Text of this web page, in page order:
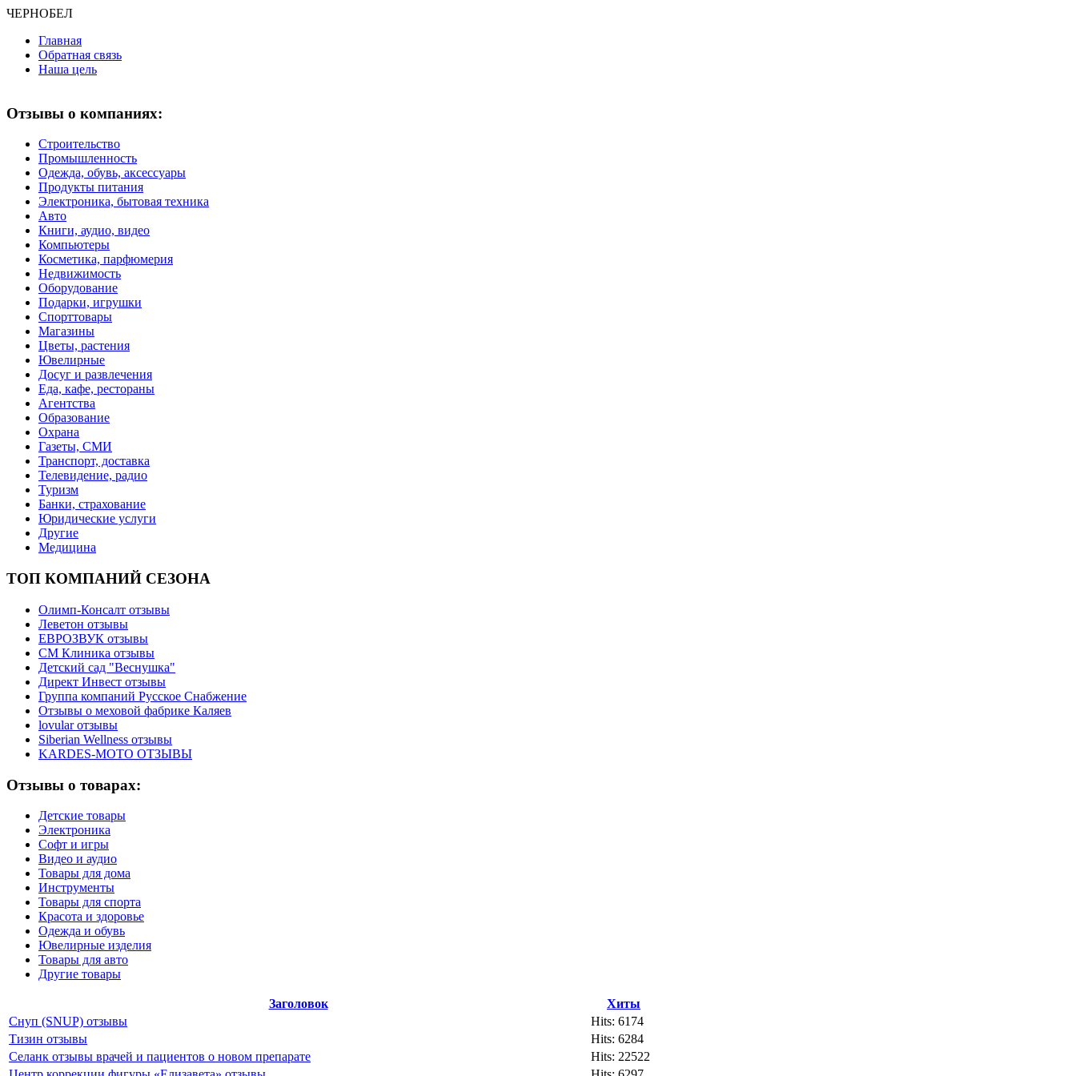
ЧЕРНОБЕЛ
Главная
Обратная связь
Наша цель
Отзывы о компаниях:
Строительство
Промышленность
Одежда, обувь, аксессуары
Продукты питания
Электроника, бытовая техника
Авто
Книги, аудио, видео
Компьютеры
Косметика, парфюмерия
Недвижимость
Оборудование
Подарки, игрушки
Спорттовары
Магазины
Цветы, растения
Ювелирные
Досуг и развлечения
Еда, кафе, рестораны
Агентства
Образование
Охрана
Газеты, СМИ
Транспорт, доставка
Телевидение, радио
Туризм
Банки, страхование
Юридические услуги
Другие
Медицина
ТОП КОМПАНИЙ СЕЗОНА
Олимп-Консалт отзывы
Леветон отзывы
ЕВРОЗВУК отзывы
СМ Клиника отзывы
Детский сад "Веснушка"
Директ Инвест отзывы
Группа компаний Русское Снабжение
Отзывы о меховой фабрике Каляев
lovular отзывы
Siberian Wellness отзывы
KARDES-MOTO ОТЗЫВЫ
Отзывы о товарах:
Детские товары
Электроника
Софт и игры
Видео и аудио
Товары для дома
Инструменты
Товары для спорта
Красота и здоровье
Одежда и обувь
Ювелирные изделия
Товары для авто
Другие товары
Заголовок
Хиты
Снуп (SNUP) отзывы
Hits: 6174
Тизин отзывы
Hits: 6284
Селанк отзывы врачей и пациентов о новом препарате
Hits: 22522